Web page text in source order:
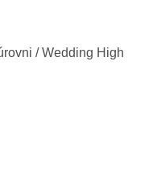
/ Wedding High